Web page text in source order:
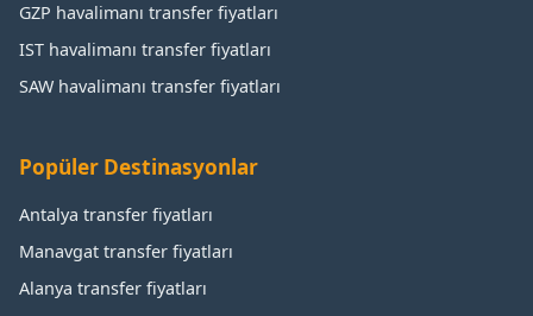
GZP havalimanı transfer fiyatları
IST havalimanı transfer fiyatları
SAW havalimanı transfer fiyatları
Popüler Destinasyonlar
Antalya transfer fiyatları
Manavgat transfer fiyatları
Alanya transfer fiyatları